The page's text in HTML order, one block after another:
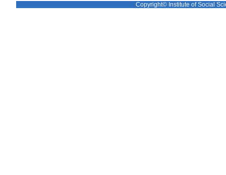
Copyright© Institute of Social